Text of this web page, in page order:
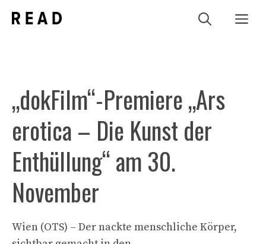
Inhalt
„dokFilm“-Premiere „Ars
erotica – Die Kunst der
Enthüllung“ am 30.
November
Wien (OTS) – Der nackte menschliche Körper,